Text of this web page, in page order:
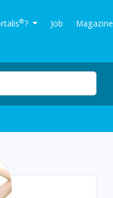
®? Job Magazine